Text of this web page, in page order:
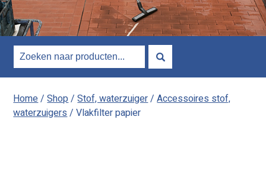
Home/Shop/Stof, waterzuiger/Accessoires stof,
waterzuigers/ Vlakfilter papier